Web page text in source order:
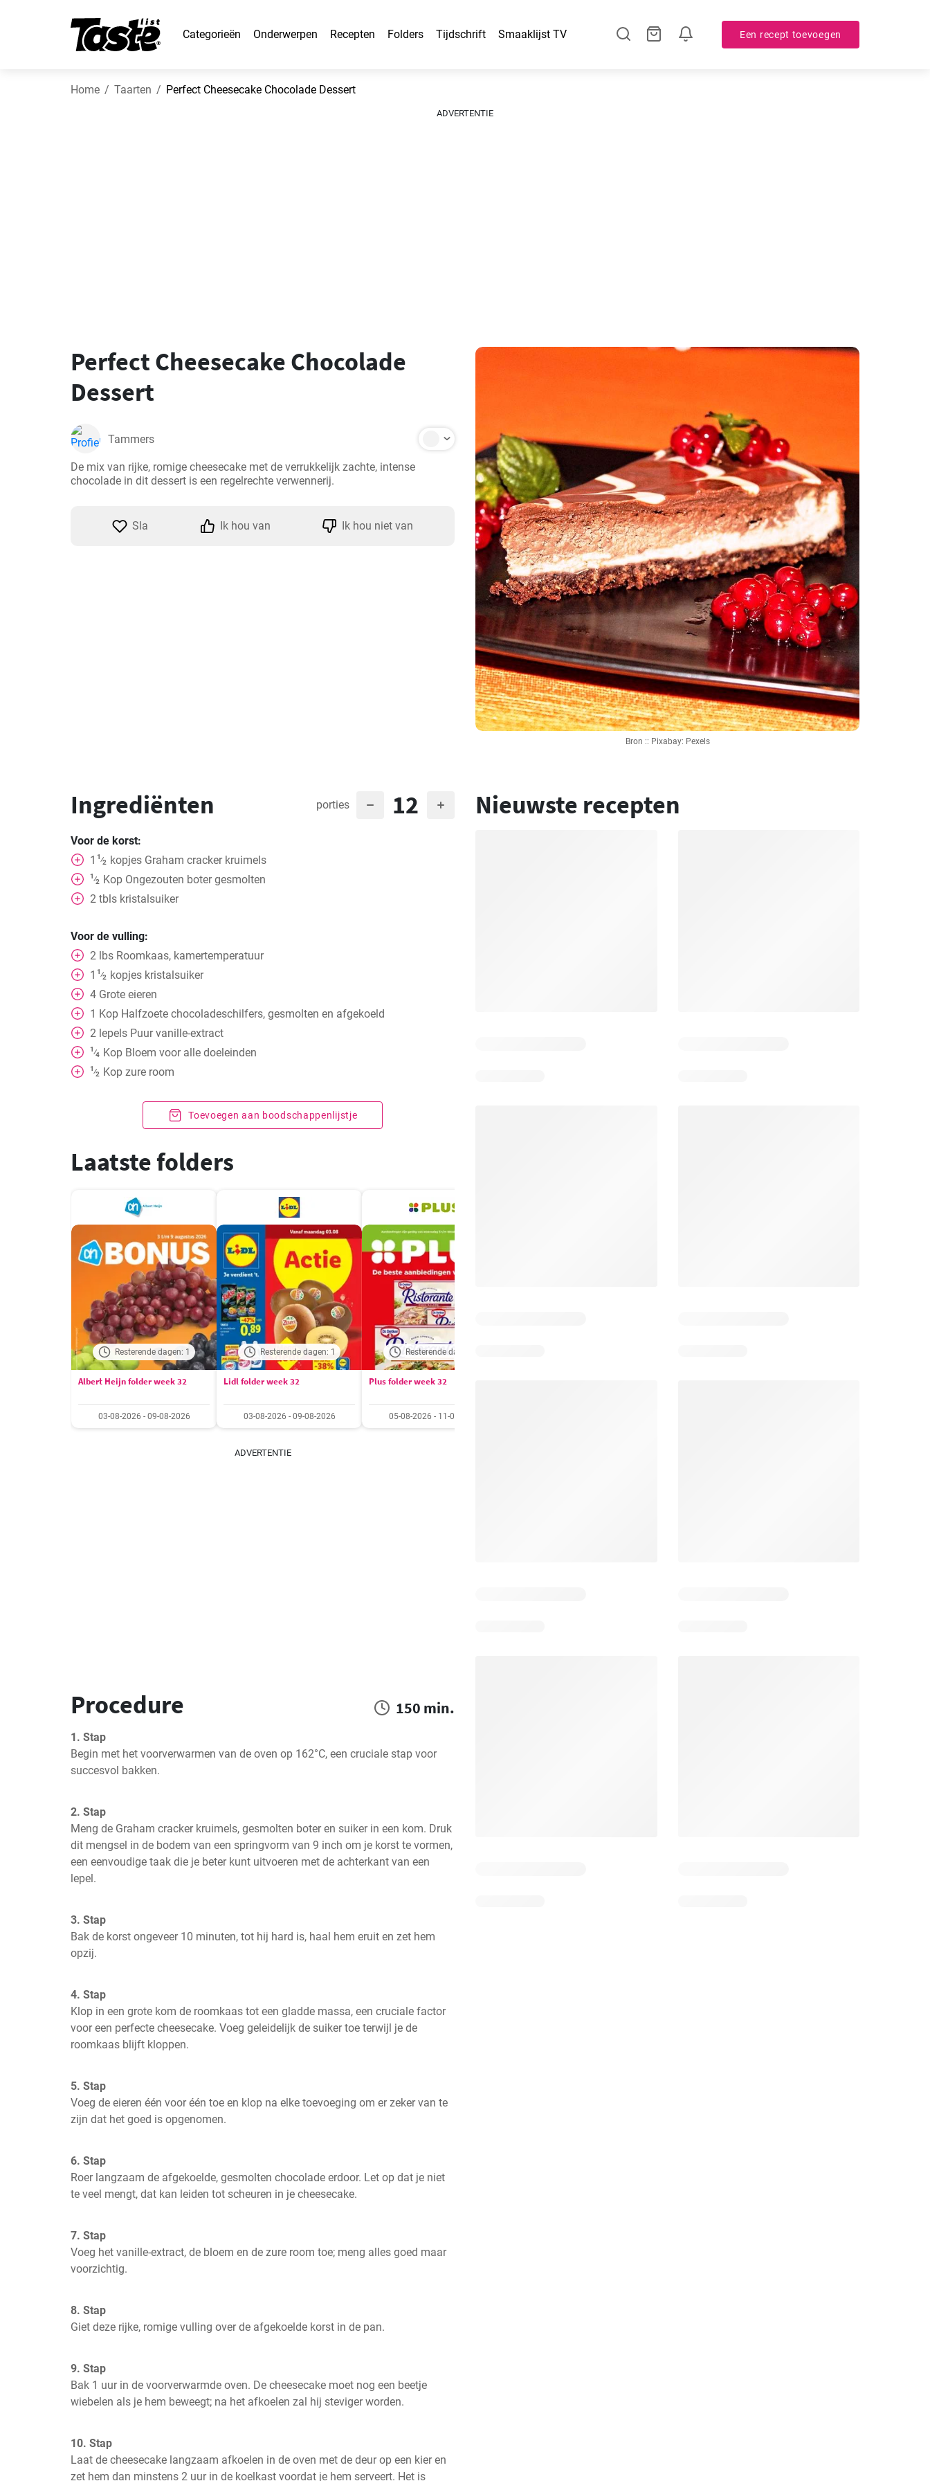
Categorieën Onderwerpen Recepten Folders Tijdschrift Smaaklijst TV Een recept toevoegen
Home Taarten Perfect Cheesecake Chocolade Dessert
ADVERTENTIE
Bron :: Pixabay: Pexels
Perfect Cheesecake Chocolade
Dessert
Tammers
De mix van rijke, romige cheesecake met de verrukkelijk zachte, intense
chocolade in dit dessert is een regelrechte verwennerij.
Sla Ik hou van Ik hou niet van
Ingrediënten porties 12
Voor de korst:
1 1⁄2 kopjes Graham cracker kruimels
1⁄2 Kop Ongezouten boter gesmolten
2 tbls kristalsuiker
Voor de vulling:
2 lbs Roomkaas, kamertemperatuur
1 1⁄2 kopjes kristalsuiker
4 Grote eieren
1 Kop Halfzoete chocoladeschilfers, gesmolten en afgekoeld
2 lepels Puur vanille-extract
1⁄4 Kop Bloem voor alle doeleinden
1⁄2 Kop zure room
Toevoegen aan boodschappenlijstje
Laatste folders
Resterende dagen: 1
Albert Heijn folder week 32
03-08-2026 - 09-08-2026
Resterende dagen: 1
Lidl folder week 32
03-08-2026 - 09-08-2026
Resterende dagen: 3
Plus folder week 32
05-08-2026 - 11-08-2026
ADVERTENTIE
Procedure 150 min.
1. Stap
Begin met het voorverwarmen van de oven op 162°C, een cruciale stap voor
succesvol bakken.
2. Stap
Meng de Graham cracker kruimels, gesmolten boter en suiker in een kom. Druk
dit mengsel in de bodem van een springvorm van 9 inch om je korst te vormen,
een eenvoudige taak die je beter kunt uitvoeren met de achterkant van een
lepel.
3. Stap
Bak de korst ongeveer 10 minuten, tot hij hard is, haal hem eruit en zet hem
opzij.
4. Stap
Klop in een grote kom de roomkaas tot een gladde massa, een cruciale factor
voor een perfecte cheesecake. Voeg geleidelijk de suiker toe terwijl je de
roomkaas blijft kloppen.
5. Stap
Voeg de eieren één voor één toe en klop na elke toevoeging om er zeker van te
zijn dat het goed is opgenomen.
6. Stap
Roer langzaam de afgekoelde, gesmolten chocolade erdoor. Let op dat je niet
te veel mengt, dat kan leiden tot scheuren in je cheesecake.
7. Stap
Voeg het vanille-extract, de bloem en de zure room toe; meng alles goed maar
voorzichtig.
8. Stap
Giet deze rijke, romige vulling over de afgekoelde korst in de pan.
9. Stap
Bak 1 uur in de voorverwarmde oven. De cheesecake moet nog een beetje
wiebelen als je hem beweegt; na het afkoelen zal hij steviger worden.
10. Stap
Laat de cheesecake langzaam afkoelen in de oven met de deur op een kier en
zet hem dan minstens 2 uur in de koelkast voordat je hem serveert. Het is
Nieuwste recepten